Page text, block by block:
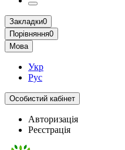
Закладки0
Порівняння0
Мова
Укр
Рус
Особистий кабінет
Авторизація
Реєстрація